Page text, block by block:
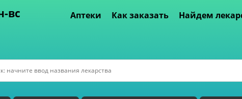
вс Аптеки Как заказать Найдем